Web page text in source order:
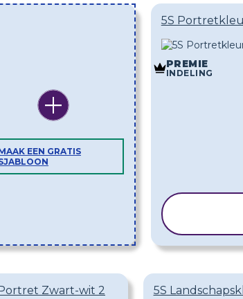
EEN GRATIS
5S
PREMIE
INDELING
Zwart-wit 2 5S